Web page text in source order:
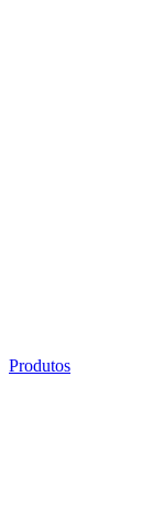
Produtos